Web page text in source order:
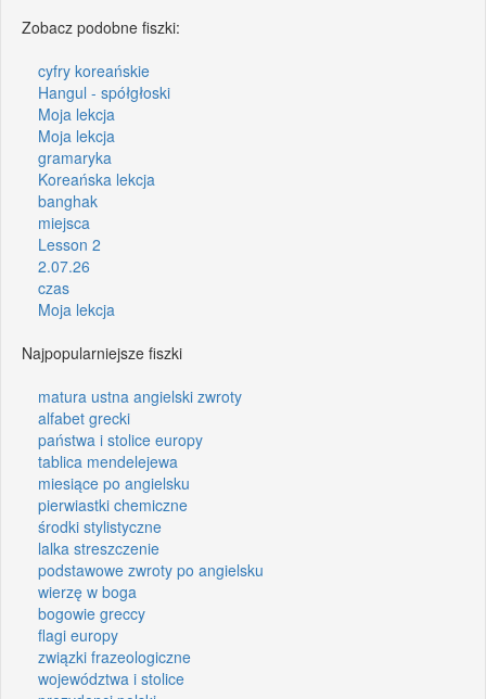
Zobacz podobne fiszki:
cyfry koreańskie
Hangul - spółgłoski
Moja lekcja
Moja lekcja
gramaryka
Koreańska lekcja
banghak
miejsca
Lesson 2
2.07.26
czas
Moja lekcja
Najpopularniejsze fiszki
matura ustna angielski zwroty
alfabet grecki
państwa i stolice europy
tablica mendelejewa
miesiące po angielsku
pierwiastki chemiczne
środki stylistyczne
lalka streszczenie
podstawowe zwroty po angielsku
wierzę w boga
bogowie greccy
flagi europy
związki frazeologiczne
województwa i stolice